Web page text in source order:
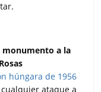
monumento a la
húngara de 1956
ataque a